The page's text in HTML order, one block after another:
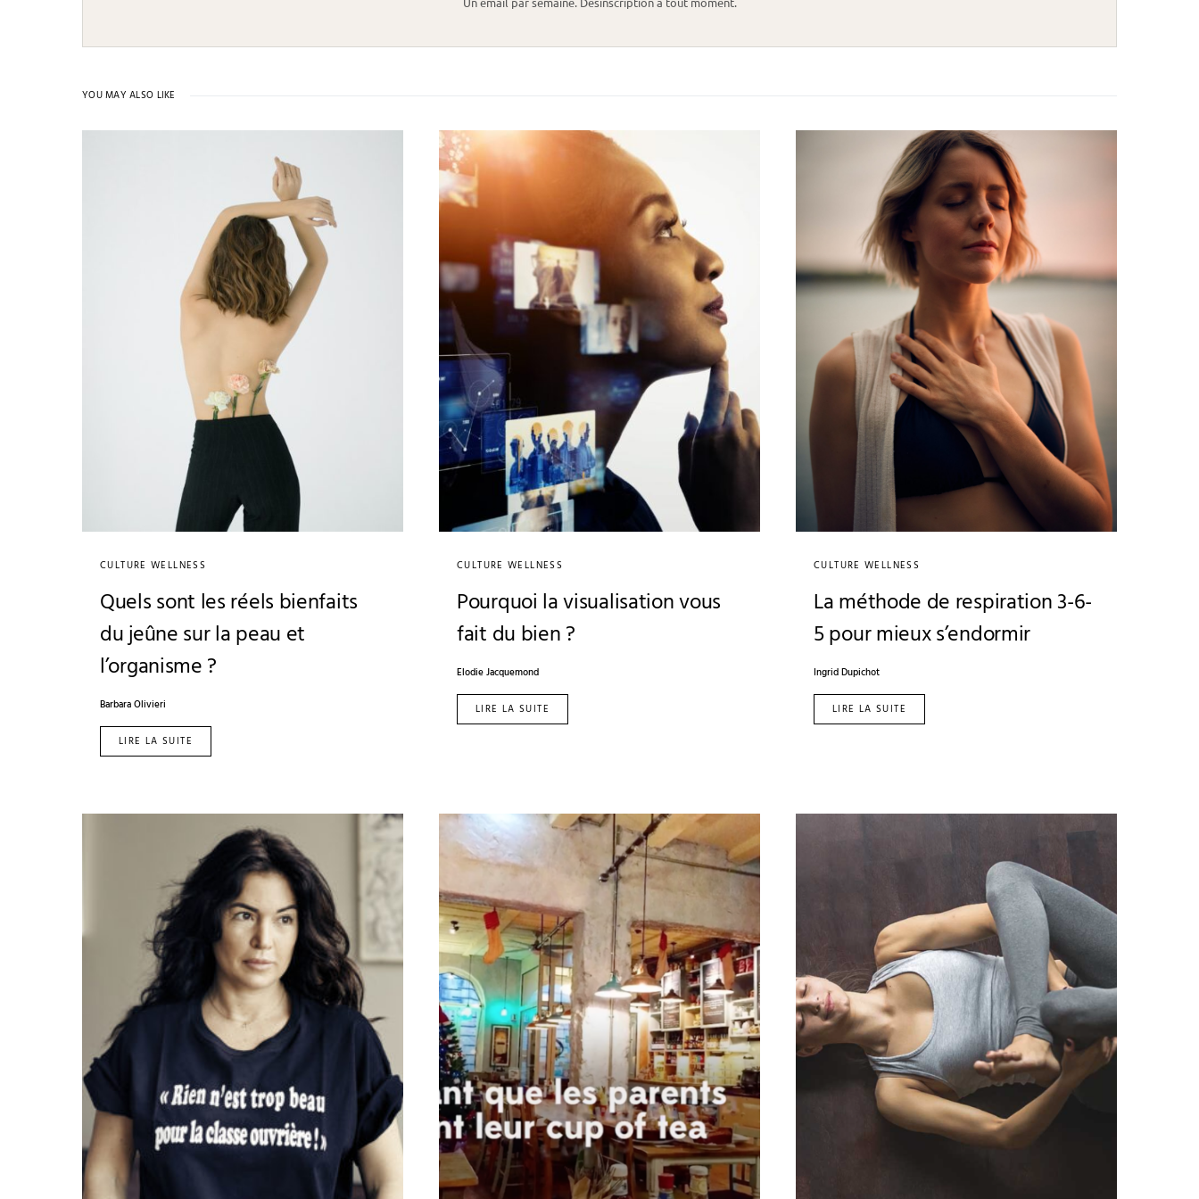
YOU MAY ALSO LIKE
CULTURE WELLNESS
Quels sont les réels bienfaits
du jeûne sur la peau et
l’organisme ?
Barbara Olivieri
LIRE LA SUITE
CULTURE WELLNESS
Pourquoi la visualisation vous
fait du bien ?
Elodie Jacquemond
LIRE LA SUITE
CULTURE WELLNESS
La méthode de respiration 3-6-
5 pour mieux s’endormir
Ingrid Dupichot
LIRE LA SUITE